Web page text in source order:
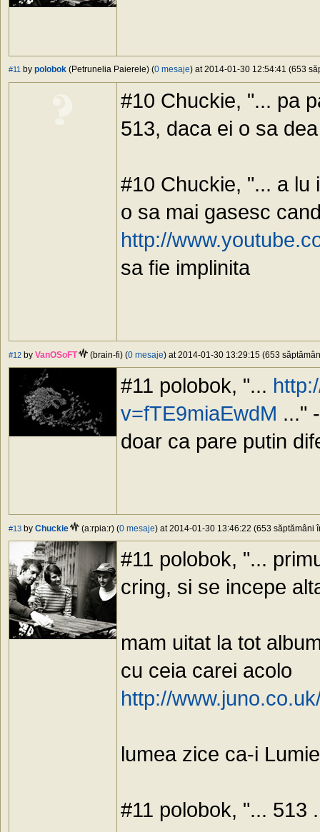
#11 by polobok (Petrunelia Paierele) (0 mesaje) at 2014-01-30 12:54:41 (653
#10 Chuckie, "... pa
513, daca ei o sa
#10 Chuckie, "... a lu
o sa mai gasesc
http://
sa fie implinita
#12 by VanOSoFT (brain-fi) (0 mesaje) at 2014-01-30 13:29:15 (653
#11 polobok, "...
v=fTE9miaEwdM ..."
doar ca pare putin
#13 by Chuckie (a:rpia:r) (0 mesaje) at 2014-01-30 13:46:22 (653 săptămâni
#11 polobok, "...
cring, si se incepe
mam uitat la tot
cu ceia carei acolo
http://
lumea zice ca-i
#11 polobok, "... 513